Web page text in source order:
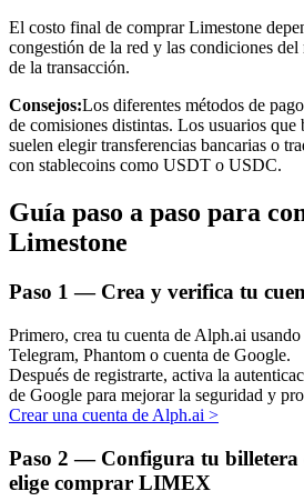
Inversión automática
Aprender Staking
Obtenga más información sobre
Bitrue
AI
El costo final de comprar Limestone
congestión de la red y las condiciones
de la transacción.
Consejos:Los diferentes métodos de
de comisiones distintas. Los usuarios que
suelen elegir transferencias bancarias o
con stablecoins como USDT o USDC.
Guía paso a paso para
Limestone
Paso 1 — Crea y verifica tu
Primero, crea tu cuenta de Alph.ai
Telegram, Phantom o cuenta de Google.
Después de registrarte, activa la
de Google para mejorar la seguridad y
Crear una cuenta de Alph.ai >
Paso 2 — Configura tu billetera
elige comprar LIMEX